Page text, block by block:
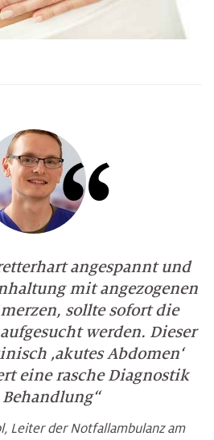
angespannt und
mit angezogenen
sollte sofort die
werden. Dieser
‚akutes Abdomen‘
eine rasche Diagnostik
Leiter der Notfallambulanz am